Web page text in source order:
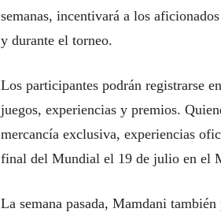
semanas, incentivará a los
y durante el torneo.
Los participantes podrán registrarse
juegos, experiencias y premios.
mercancía exclusiva, experiencias
final del Mundial el 19 de julio en el
La semana pasada, Mamdani también